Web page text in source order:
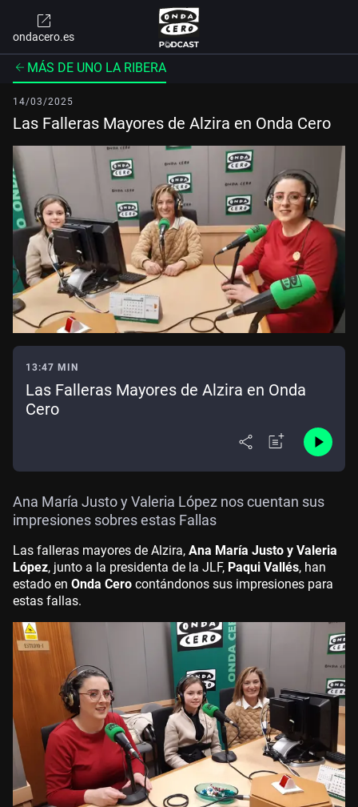
ondacero.es
MÁS DE UNO LA RIBERA
14/03/2025
Las Falleras Mayores de Alzira en Onda Cero
13:47 MIN
Las Falleras Mayores de Alzira en Onda
Cero
Ana María Justo y Valeria López nos cuentan sus
impresiones sobres estas Fallas
Las falleras mayores de Alzira, Ana María Justo y Valeria
López, junto a la presidenta de la JLF, Paqui Vallés, han
estado en Onda Cero contándonos sus impresiones para
estas fallas.